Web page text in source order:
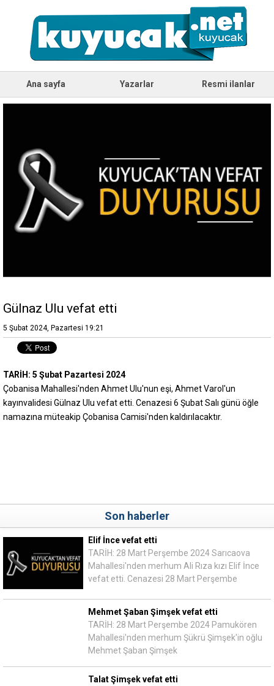
Ana sayfa Yazarlar Resmi ilanlar
Gülnaz Ulu vefat etti
5 Şubat 2024, Pazartesi 19:21
TARİH: 5 Şubat Pazartesi 2024
Çobanisa Mahallesi'nden Ahmet Ulu'nun eşi, Ahmet Varol'un
kayınvalidesi Gülnaz Ulu vefat etti. Cenazesi 6 Şubat Salı günü öğle
namazına müteakip Çobanisa Camisi'nden kaldırılacaktır.
Son haberler
Elif İnce vefat etti
TARİH: 28 Mart Perşembe 2024 Sarıcaova
Mahallesi'nden merhum Ali Rıza kızı Elif İnce
vefat etti. Cenazesi 28 Mart Perşembe
Mehmet Şaban Şimşek vefat etti
TARİH: 28 Mart Perşembe 2024 Pamukören
Mahallesi'nden merhum Şükrü Şimşek'in oğlu
Mehmet Şaban Şimşek
Talat Şimşek vefat etti